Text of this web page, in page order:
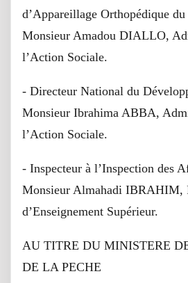
d’Appareillage Orthopédique
Monsieur Amadou DIALLO,
l’Action Sociale.
- Directeur National du
Monsieur Ibrahima ABBA,
l’Action Sociale.
- Inspecteur à l’Inspection des
Monsieur Almahadi IBRAHIM,
d’Enseignement Supérieur.
AU TITRE DU MINISTERE
DE LA PECHE